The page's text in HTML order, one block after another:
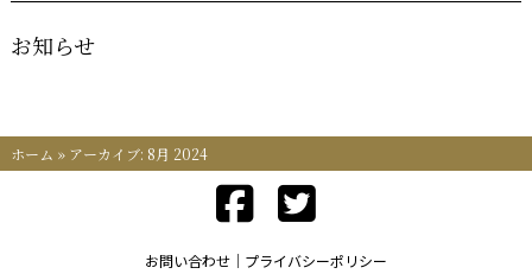
お知らせ
ホーム » アーカイブ: 8月 2024
お問い合わせ プライバシーポリシー